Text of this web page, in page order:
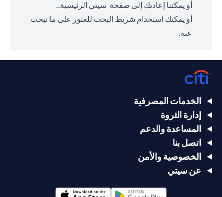
أو يمكننا إعادتك إلى صفحة سيتي الرئيسية..
أو يمكنك استخدام شريط البحث للعثور على ما تبحث
عنه.
الخدمات المصرفية
إدارة الثروة
المساعدة والدعم
اتصل بنا
الخصوصية والأمن
عن سيتي